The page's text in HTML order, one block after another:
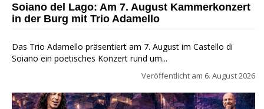
Soiano del Lago: Am 7. August Kammerkonzert
in der Burg mit Trio Adamello
Das Trio Adamello präsentiert am 7. August im Castello di
Soiano ein poetisches Konzert rund um...
Veröffentlicht am 6. August 2026